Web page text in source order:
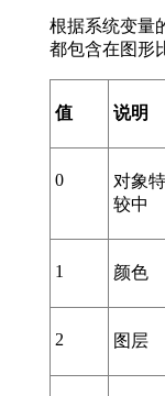
根据系统变量
都包含在图形
值 说明
0
对象
较中
1 颜色
2 图层